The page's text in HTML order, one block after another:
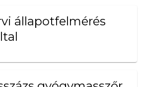
állapotfelmérés